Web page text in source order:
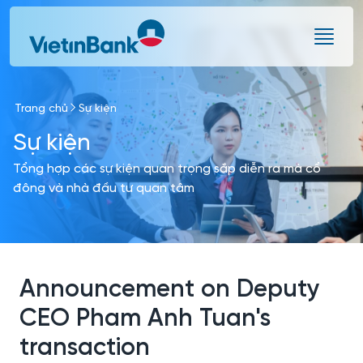
Skip to Main Content
Trang chủ Sự kiện
Sự kiện
Tổng hợp các sự kiện quan trọng sắp diễn ra mà cổ
đông và nhà đầu tư quan tâm
Announcement on Deputy
CEO Pham Anh Tuan's
transaction